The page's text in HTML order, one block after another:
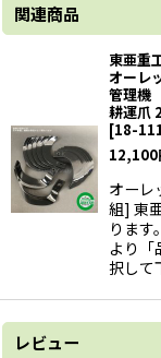
関連商品
東亜重
オーレ
管理機
耕運爪
[18-
12,100
オーレ
組] 東
ります
より「
択し
レビュー